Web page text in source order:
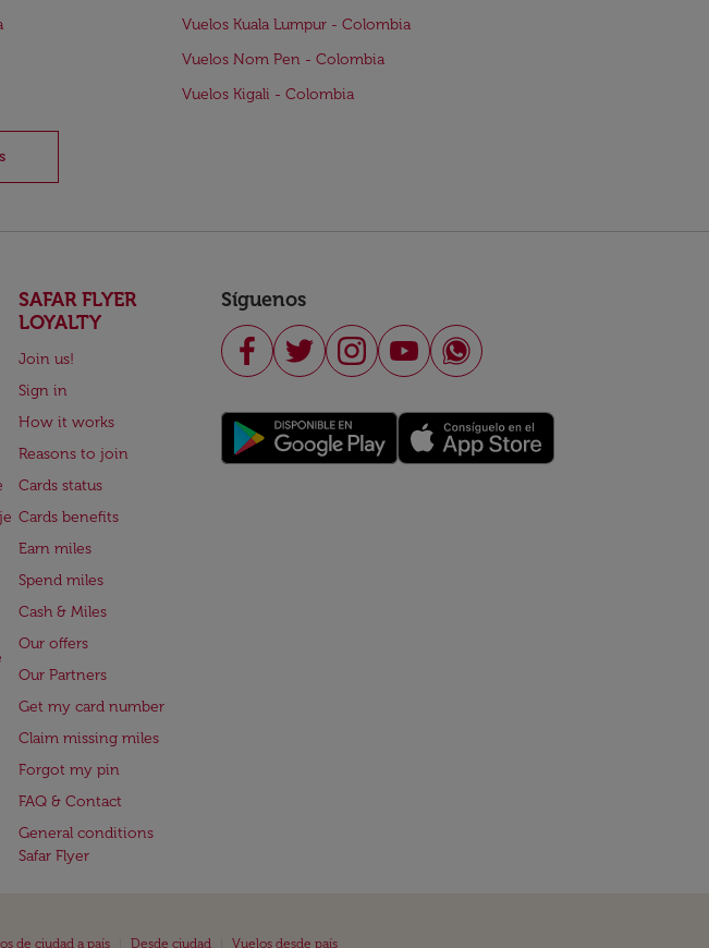
Vuelos Kuala Lumpur - Colombia
Vuelos Nom Pen - Colombia
Vuelos Kigali - Colombia
SAFAR FLYER
LOYALTY
Join us!
Sign in
How it works
Reasons to join
Cards status
Cards benefits
Earn miles
Spend miles
Cash & Miles
Our offers
Our Partners
Get my card number
Claim missing miles
Forgot my pin
FAQ & Contact
General conditions
Safar Flyer
Síguenos
de ciudad a país Desde ciudad Vuelos desde país